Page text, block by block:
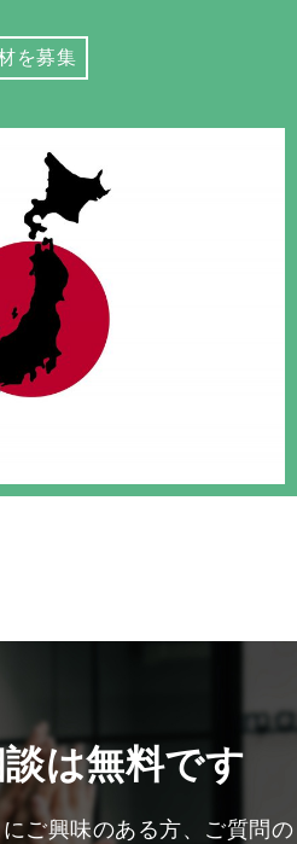
を募集
は無料です
ご興味のある方、ご質問の